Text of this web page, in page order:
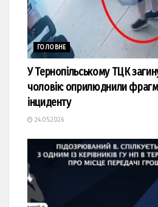
ГОЛОВНЕ
У Тернопільському ТЦК
чоловік: оприлюднили
інциденту
24.05.2026